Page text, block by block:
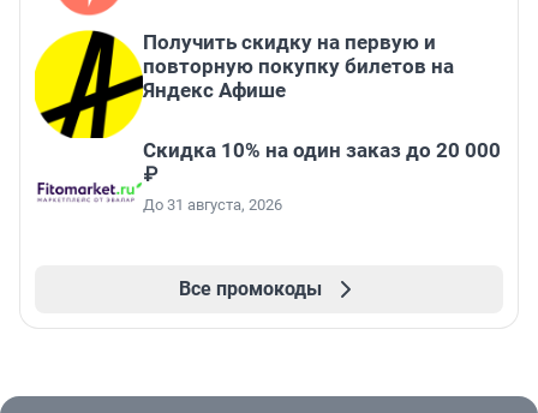
Получить скидку на первую и
повторную покупку билетов на
Яндекс Афише
Скидка 10% на один заказ до 20 000
₽
До 31 августа, 2026
Все промокоды